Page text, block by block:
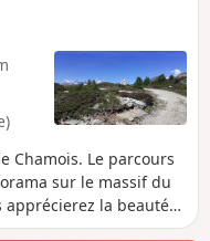
Chamois. Le parcours
sur le massif du
apprécierez la beauté
découvrirez de